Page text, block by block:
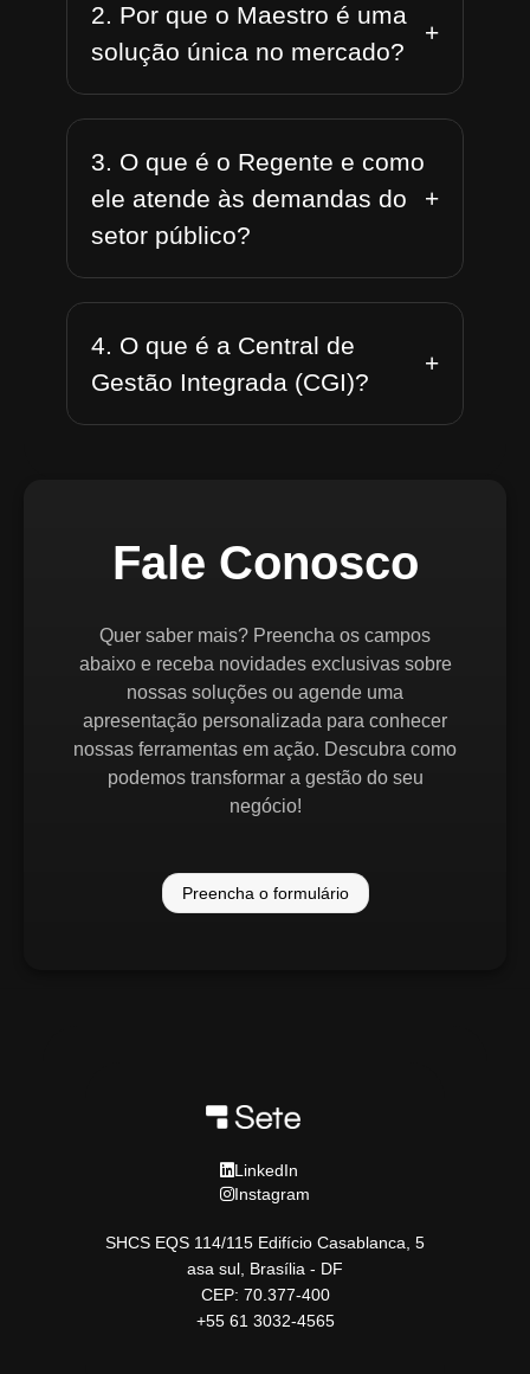
2. Por que o Maestro é uma
solução única no mercado?
+
3. O que é o Regente e como
ele atende às demandas do
setor público?
+
4. O que é a Central de
Gestão Integrada (CGI)?
+
Fale Conosco
Quer saber mais? Preencha os campos
abaixo e receba novidades exclusivas sobre
nossas soluções ou agende uma
apresentação personalizada para conhecer
nossas ferramentas em ação. Descubra como
podemos transformar a gestão do seu
negócio!
Preencha o formulário
LinkedIn
Instagram
SHCS EQS 114/115 Edifício Casablanca, 5
asa sul, Brasília - DF
CEP: 70.377-400
+55 61 3032-4565